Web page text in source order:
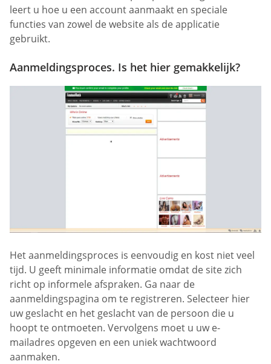
leert u hoe u een account aanmaakt en speciale
functies van zowel de website als de applicatie
gebruikt.
Aanmeldingsproces. Is het hier gemakkelijk?
Het aanmeldingsproces is eenvoudig en kost niet veel
tijd. U geeft minimale informatie omdat de site zich
richt op informele afspraken. Ga naar de
aanmeldingspagina om te registreren. Selecteer hier
uw geslacht en het geslacht van de persoon die u
hoopt te ontmoeten. Vervolgens moet u uw e-
mailadres opgeven en een uniek wachtwoord
aanmaken.